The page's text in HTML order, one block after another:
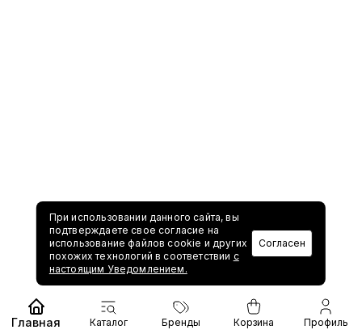
При использовании данного сайта, вы
подтверждаете свое согласие на
использование файлов cookie и других
похожих технологий в соответствии с
настоящим Уведомлением.
Согласен
Главная Каталог Бренды Корзина Профиль